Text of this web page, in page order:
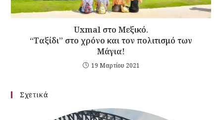
Uxmal στο Μεξικό.
“Ταξίδι” στο χρόνο και τον πολιτισμό των
Μάγια!
19 Μαρτίου 2021
Σχετικά